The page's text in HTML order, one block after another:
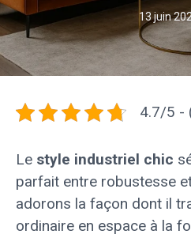
13 juin
4.7/5 -
Le style industriel chic
parfait entre robustesse
adorons la façon dont il
ordinaire en espace à la